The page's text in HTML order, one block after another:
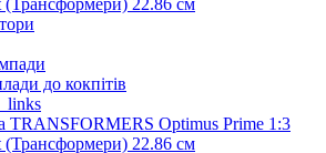
до кокпітів